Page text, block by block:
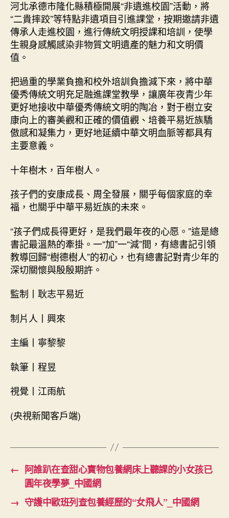
河北承德市隆化縣積極開展“非遺進校園”活動，將
“二貴摔跤”等特點非遺項目引進課堂，按期邀請非遺
傳承人走進校園，進行傳統文明授課和培訓，使學
生親身感觸感染非物質文明遺產的魅力和文明價
值。
把過重的學業負擔和校外培訓負擔減下來，將中華
優秀傳統文明充足融進課堂教學，讓廣年夜青少年
更好地接收中華優秀傳統文明的陶冶，對于樹立安
康向上的審美觀和正確的價值觀、培養平易近族驕
傲感和凝集力，更好地延續中華文明血脈等都具有
主要意義。
十年樹木，百年樹人。
孩子們的安康成長、周全發展，關乎每個家庭的幸
福，也關乎中華平易近族的未來。
“孩子們成長得更好，是我們最年夜的心愿。”這是總
書記最溫熱的牽掛。一“加”一“減”間，有總書記引領
教導回歸“樹德樹人”的初心，也有總書記對青少年的
深切關懷與殷殷期許。
監制丨耿志平易近
制片人丨興來
主編丨寧黎黎
執筆丨程昱
視覺丨江雨航
(央視新聞客戶端)
← 阿誰趴在查甜心寶物包養網床上聽課的小女孩已
圓年夜學夢_中國網
→ 守護中歐班列查包養經歷的“女飛人”_中國網